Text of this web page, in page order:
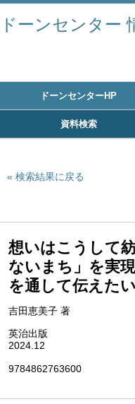
ドーンセンター
ドーンセンターHP
資料検索
検索結果に戻る
想いはこうして
ないまち」を実
を通して伝えた
吉田恵美子 著
英治出版
2024.12
9784862763600